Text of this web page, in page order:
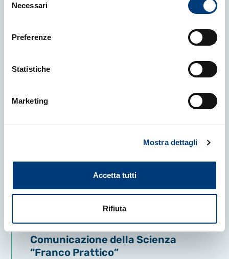
delNecessari
Preferenze
Statistiche
Marketing
Mostra dettagli
Accetta tutti
Rifiuta
24 Giugno 2026 | NEWS
Aperte le candidature per la
classe 2026-2027 del Master in
Comunicazione della Scienza
“Franco Prattico”